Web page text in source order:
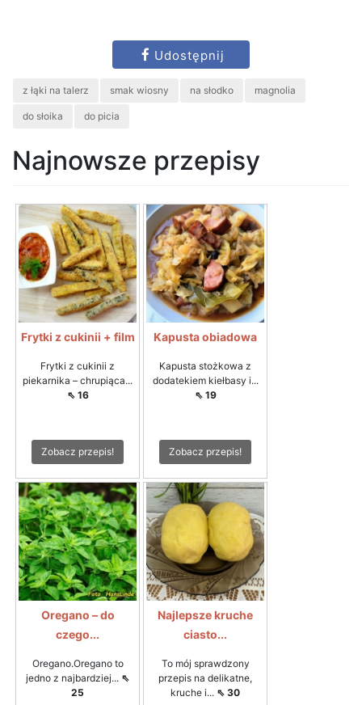
Udostępnij
z łąki na talerz smak wiosny na słodko magnolia
do słoika do picia
Najnowsze przepisy
Frytki z cukinii + film
Frytki z cukinii z
piekarnika – chrupiąca...
⇖ 16
Zobacz przepis!
Kapusta obiadowa
Kapusta stożkowa z
dodatekiem kiełbasy i...
⇖ 19
Zobacz przepis!
Oregano – do
czego...
Oregano.Oregano to
jedno z najbardziej... ⇖
25
Najlepsze kruche
ciasto...
To mój sprawdzony
przepis na delikatne,
kruche i... ⇖ 30